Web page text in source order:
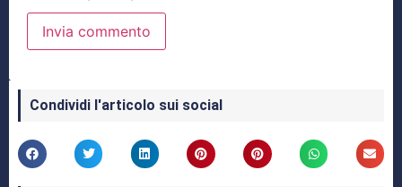
Condividi l'articolo sui social